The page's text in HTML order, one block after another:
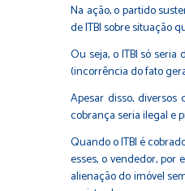
Na ação, o partido
de ITBI sobre situação
Ou seja, o ITBI só
(incorrência do fato
Apesar disso,
cobrança seria ilegal e
Quando o ITBI é
esses, o vendedor, por
alienação do imóvel